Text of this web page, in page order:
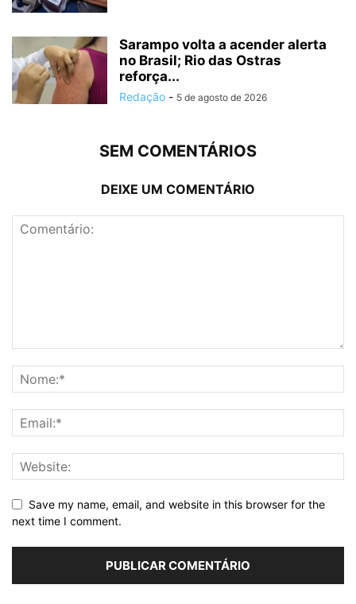
Sarampo volta a acender alerta
no Brasil; Rio das Ostras
reforça...
Redação - 5 de agosto de 2026
SEM COMENTÁRIOS
DEIXE UM COMENTÁRIO
Save my name, email, and website in this browser for the
next time I comment.